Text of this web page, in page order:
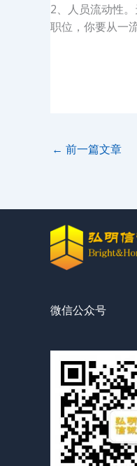
2、人员流动性
职位，你要从一
← 前一篇文章
微信公众号